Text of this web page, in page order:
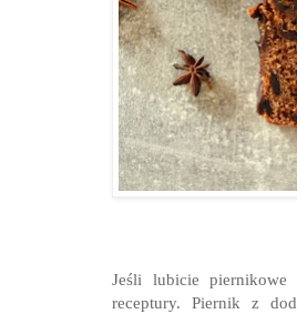
Jeśli lubicie
receptury. Piernik z